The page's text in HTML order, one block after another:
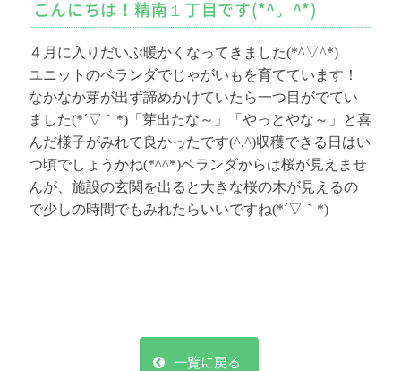
こんにちは！精南１丁目です(*^。^*)
４月に入りだいぶ暖かくなってきました(*^▽^*)
ユニットのベランダでじゃがいもを育てています！
なかなか芽が出ず諦めかけていたら一つ目がでてい
ました(*´▽｀*)「芽出たな～」「やっとやな～」と喜
んだ様子がみれて良かったです(^.^)収穫できる日はい
つ頃でしょうかね(*^^*)ベランダからは桜が見えませ
んが、施設の玄関を出ると大きな桜の木が見えるの
で少しの時間でもみれたらいいですね(*´▽｀*)
一覧に戻る